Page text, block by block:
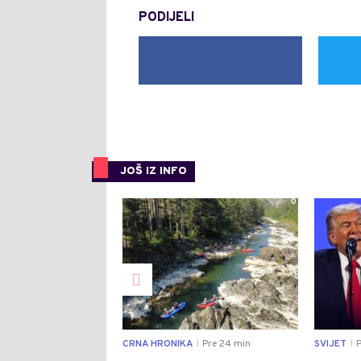
PODIJELI
JOŠ IZ INFO
0
CRNA HRONIKA Pre 24 min SVIJET